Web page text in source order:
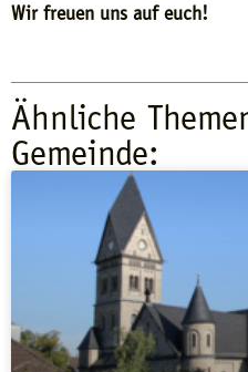
Wir freuen uns auf euch!
Ähnliche
Gemeinde: